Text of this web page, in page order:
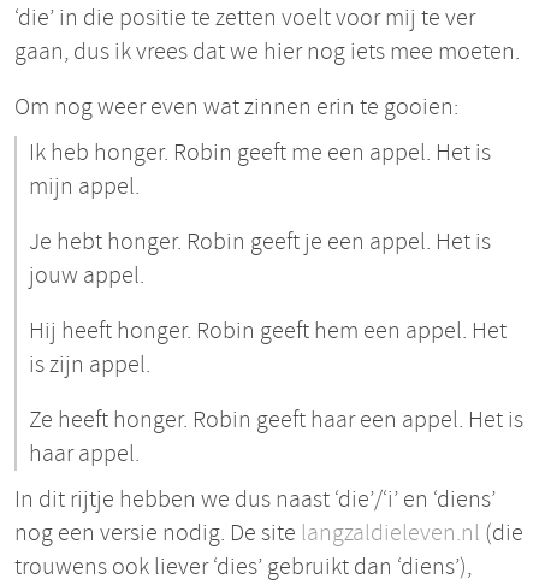
‘die’ in die positie te zetten voelt voor mij te ver
gaan, dus ik vrees dat we hier nog iets mee moeten.
Om nog weer even wat zinnen erin te gooien:
Ik heb honger. Robin geeft me een appel. Het is
mijn appel.
Je hebt honger. Robin geeft je een appel. Het is
jouw appel.
Hij heeft honger. Robin geeft hem een appel. Het
is zijn appel.
Ze heeft honger. Robin geeft haar een appel. Het is
haar appel.
In dit rijtje hebben we dus naast ‘die’/‘i’ en ‘diens’
nog een versie nodig. De site langzaldieleven.nl (die
trouwens ook liever ‘dies’ gebruikt dan ‘diens’),